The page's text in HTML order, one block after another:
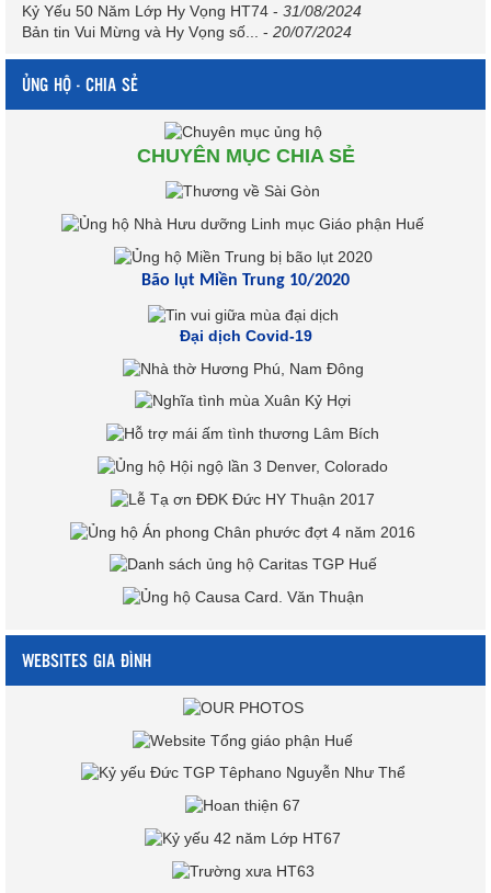
Kỷ Yếu 50 Năm Lớp Hy Vọng HT74 - 31/08/2024
Bản tin Vui Mừng và Hy Vọng số...
- 20/07/2024
ỦNG HỘ - CHIA SẺ
CHUYÊN MỤC CHIA SẺ
Bão lụt Miền Trung 10/2020
Đại dịch Covid-19
WEBSITES GIA ĐÌNH